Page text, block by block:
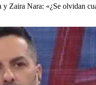
Zaira Nara: «¿Se olvidan